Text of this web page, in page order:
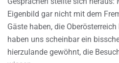
Eigenbild gar nicht mit dem
Gäste haben, die
haben uns scheinbar ein
hierzulande gewöhnt, die